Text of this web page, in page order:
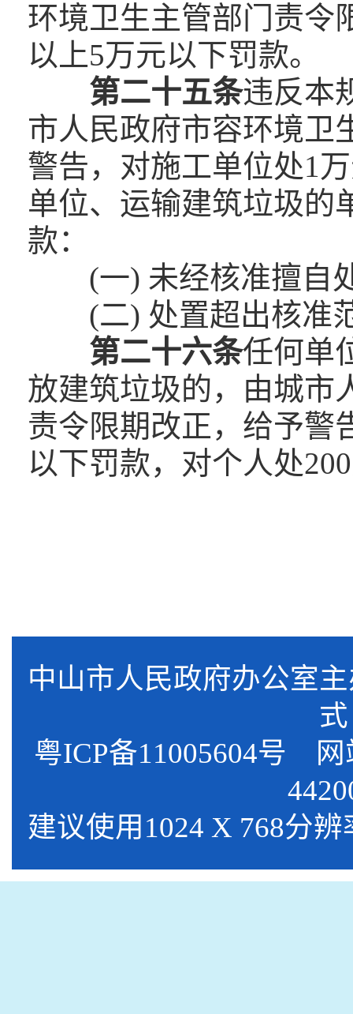
环境卫生主管部门责令
以上5万元以下罚款。
第二十五条违反本
市人民政府市容环境卫
警告，对施工单位处1
单位、运输建筑垃圾的
款：
(一) 未经核准擅自
(二) 处置超出核准
第二十六条任何单
放建筑垃圾的，由城市
责令限期改正，给予警
以下罚款，对个人处
中山市人民政府办公
式
粤ICP备11005604号 网
建议使用1024 X 768分